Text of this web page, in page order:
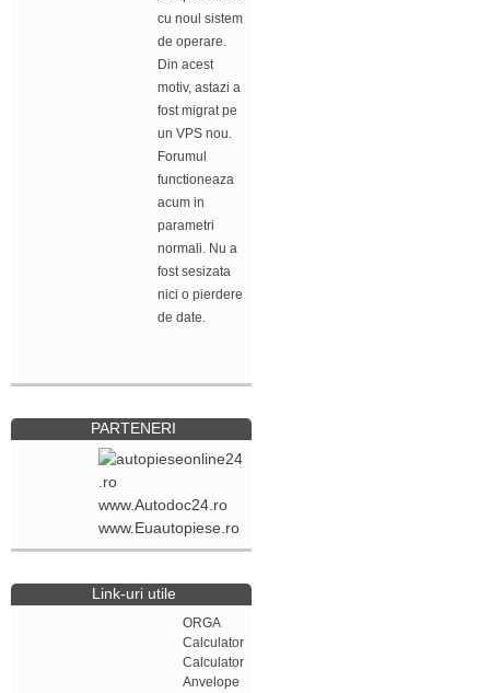
cu noul sistem
de operare.
Din acest
motiv, astazi a
fost migrat pe
un VPS nou.
Forumul
functioneaza
acum in
parametri
normali. Nu a
fost sesizata
nici o pierdere
de date.
PARTENERI
www.Autodoc24.ro
www.Euautopiese.ro
Link-uri utile
ORGA
Calculator
Calculator
Anvelope